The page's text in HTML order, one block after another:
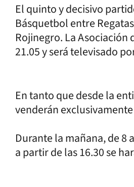
El quinto y decisivo
Básquetbol entre
Rojinegro. La
21.05 y será televisado
En tanto que desde la
venderán
Durante la mañana, de 8
a partir de las 16.30 se